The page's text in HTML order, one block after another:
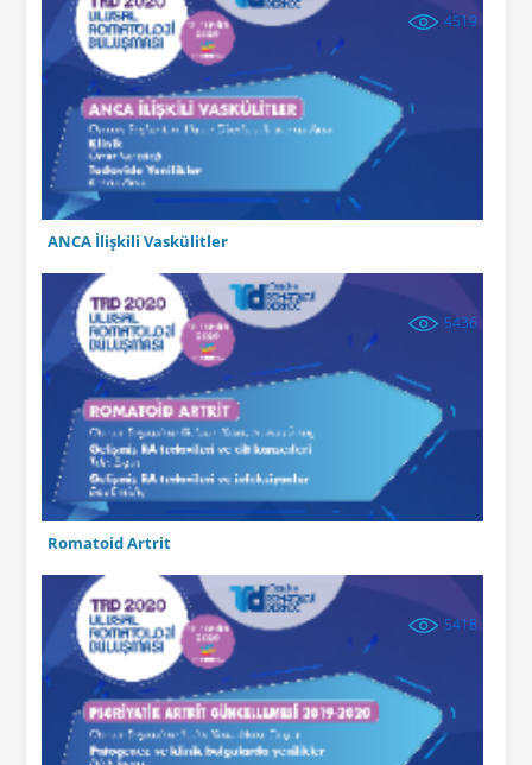
4519
ANCA İlişkili Vaskülitler
5436
Romatoid Artrit
5418